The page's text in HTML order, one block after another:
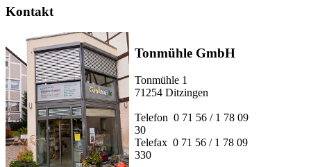
Kontakt
Tonmühle GmbH
Tonmühle 1
71254 Ditzingen
Telefon 0 71 56 / 1 78 09
30
Telefax 0 71 56 / 1 78 09
330